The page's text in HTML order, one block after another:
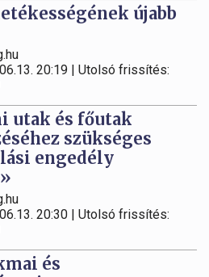
újabb
20:19 | Utolsó frissítés:
utak és főutak
szükséges
engedély
20:30 | Utolsó frissítés:
és